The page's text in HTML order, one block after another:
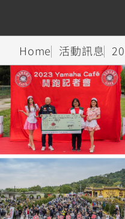
依風格
Super
Sport
Hyper
Naked
YZF-R9
550+
YZF-R7
MT-
09
Y-
AMT
550+
依風格
Premium Sport
TMAX
550+
XMAX
CYGNUS
XR
150
CUXiE
2.5 kw
追蹤愛車
我的愛車
Home 活動訊息